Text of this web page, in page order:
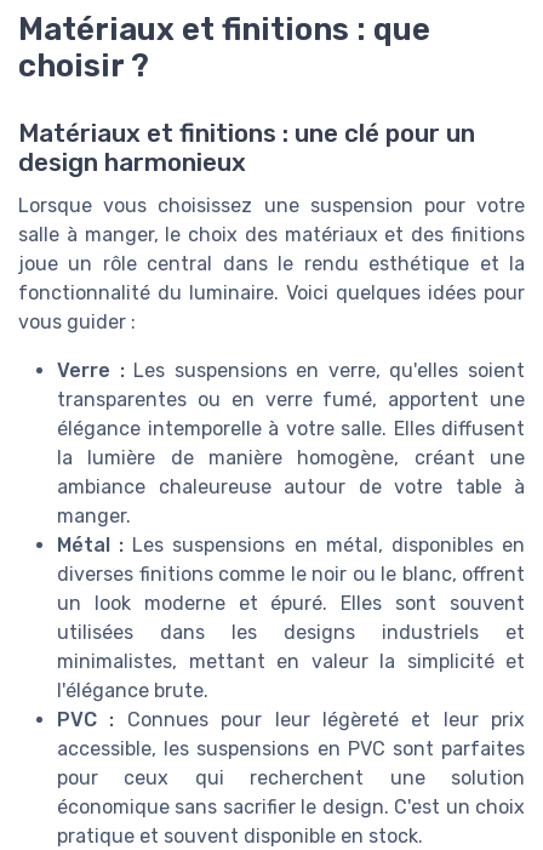
Matériaux et finitions : que
choisir ?
Matériaux et finitions : une clé pour un
design harmonieux
Lorsque vous choisissez une suspension pour votre
salle à manger, le choix des matériaux et des finitions
joue un rôle central dans le rendu esthétique et la
fonctionnalité du luminaire. Voici quelques idées pour
vous guider :
Verre :Les suspensions en verre, qu'elles soient
transparentes ou en verre fumé, apportent une
élégance intemporelle à votre salle. Elles diffusent
la lumière de manière homogène, créant une
ambiance chaleureuse autour de votre table à
manger.
Métal : Les suspensions en métal, disponibles en
diverses finitions comme le noir ou le blanc, offrent
un look moderne et épuré. Elles sont souvent
utilisées dans les designs industriels et
minimalistes, mettant en valeur la simplicité et
l'élégance brute.
PVC : Connues pour leur légèreté et leur prix
accessible, les suspensions en PVC sont parfaites
pour ceux qui recherchent une solution
économique sans sacrifier le design. C'est un choix
pratique et souvent disponible en stock.